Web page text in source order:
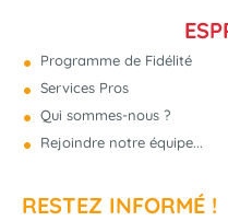
Programme de Fidélité
Services Pros
Qui sommes-nous ?
Rejoindre notre équipe...
RESTEZ INFORMÉ !